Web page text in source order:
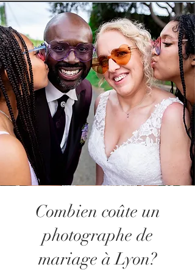
Combien coûte un
photographe de
mariage à Lyon?